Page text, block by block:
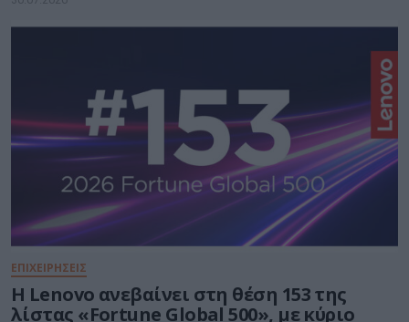
ΕΠΙΧΕΙΡΗΣΕΙΣ
Η Lenovo ανεβαίνει στη θέση 153 της
λίστας «Fortune Global 500», με κύριο